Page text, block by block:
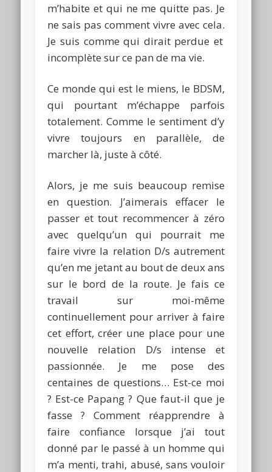
m’habite et qui ne me quitte pas. Je
ne sais pas comment vivre avec cela.
Je suis comme qui dirait perdue et
incomplète sur ce pan de ma vie.
Ce monde qui est le miens, le BDSM,
qui pourtant m’échappe parfois
totalement. Comme le sentiment d’y
vivre toujours en parallèle, de
marcher là, juste à côté.
Alors, je me suis beaucoup remise
en question. J’aimerais effacer le
passer et tout recommencer à zéro
avec quelqu’un qui pourrait me
faire vivre la relation D/s autrement
qu’en me jetant au bout de deux ans
sur le bord de la route. Je fais ce
travail sur moi-même
continuellement pour arriver à faire
cet effort, créer une place pour une
nouvelle relation D/s intense et
passionnée. Je me pose des
centaines de questions… Est-ce moi
? Est-ce Papang ? Que faut-il que je
fasse ? Comment réapprendre à
faire confiance lorsque j’ai tout
donné par le passé à un homme qui
m’a menti, trahi, abusé, sans vouloir